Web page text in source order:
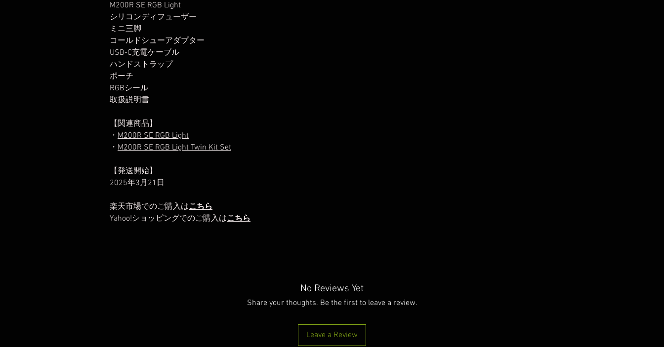
M200R SE RGB Light
シリコンディフューザー
ミニ三脚
コールドシューアダプター
USB-C充電ケーブル
ハンドストラップ
ポーチ
RGBシール
取扱説明書
【関連商品】
・ M200R SE RGB Light
・ M200R SE RGB Light Twin Kit Set
【発送開始】
2025年3月21日
楽天市場でのご購入はこちら
Yahoo!ショッピングでのご購入はこちら
No Reviews Yet
Share your thoughts. Be the first to leave a review.
Leave a Review